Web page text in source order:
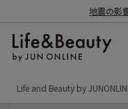
地震の影
Life and Beauty by